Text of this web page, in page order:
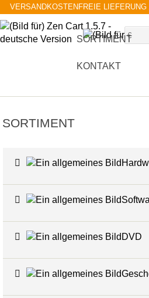
VERSANDKOSTENFREIE LIEFERUNG
SORTIMENT
KONTAKT
SORTIMENT
DVD